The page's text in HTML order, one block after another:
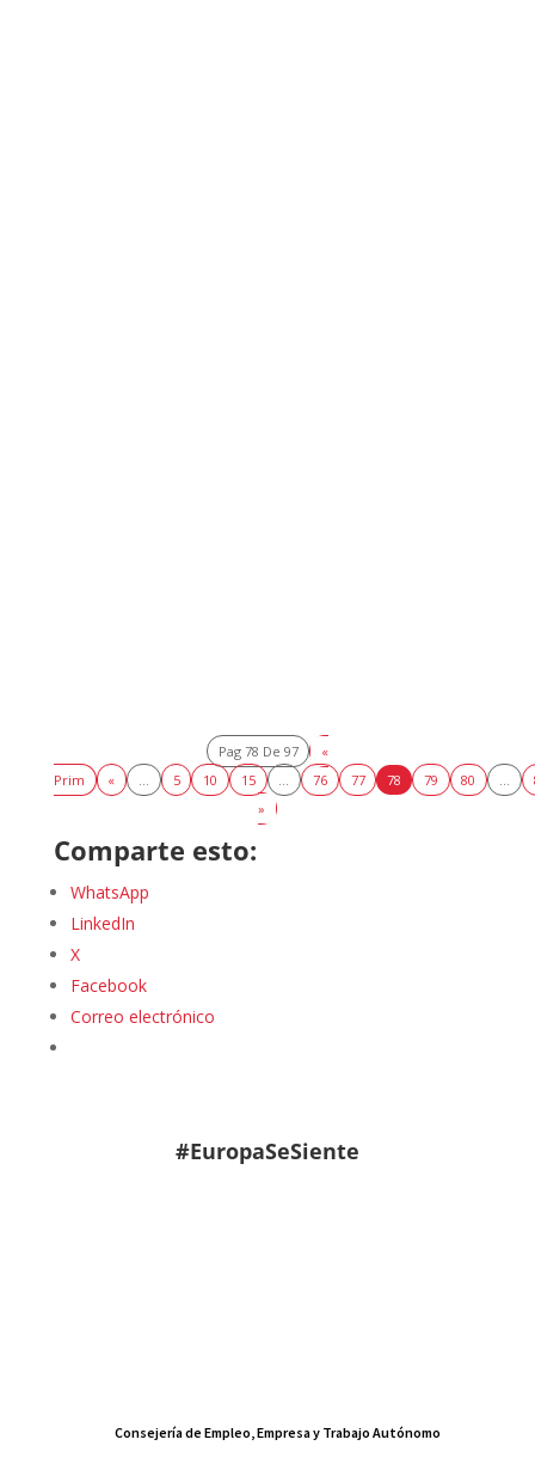
Pag 78 De 97
«
Prim
« 5 10 15 76 77 78 79 80
»
Comparte esto:
WhatsApp
LinkedIn
X
Facebook
Correo electrónico
#EuropaSeSiente
Consejería de Empleo, Empresa y Trabajo Autónomo